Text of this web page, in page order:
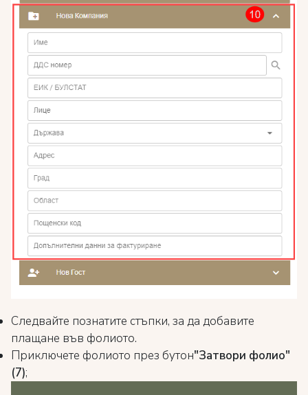
Следвайте познатите стъпки, за да добавите
плащане във фолиото.
Приключете фолиото през бутон"Затвори фолио"
(7);